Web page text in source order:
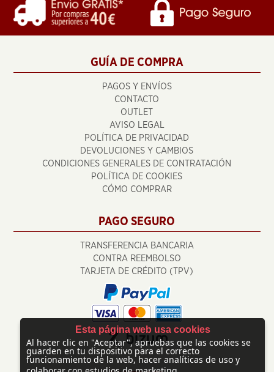
GUÍA DE COMPRA
PAGOS Y ENVÍOS
CONTACTO
OUTLET
AVISO LEGAL
POLÍTICA DE PRIVACIDAD
DEVOLUCIONES Y CAMBIOS
CONDICIONES GENERALES DE CONTRATACIÓN
POLÍTICA DE COOKIES
CÓMO COMPRAR
PAGO SEGURO
TRANSFERENCIA BANCARIA
CONTRA REEMBOLSO
TARJETA DE CRÉDITO (TPV)
Esta página web usa cookies
Al hacer clic en "Aceptar", apruebas que las cookies se
guarden en tu dispositivo para el correcto
funcionamiento de la web, hacer analíticas de uso y